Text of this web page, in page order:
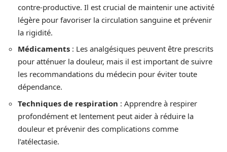
contre-productive. Il est crucial de maintenir une activité
légère pour favoriser la circulation sanguine et prévenir
la rigidité.
Médicaments : Les analgésiques peuvent être prescrits
pour atténuer la douleur, mais il est important de suivre
les recommandations du médecin pour éviter toute
dépendance.
Techniques de respiration : Apprendre à respirer
profondément et lentement peut aider à réduire la
douleur et prévenir des complications comme
l’atélectasie.